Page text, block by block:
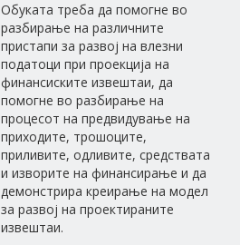
Обуката треба да помогне во
разбирање на различните
пристапи за развој на влезни
податоци при проекција на
финансиските извештаи, да
помогне во разбирање на
процесот на предвидување на
приходите, трошоците,
приливите, одливите, средствата
и изворите на финансирање и да
демонстрира креирање на модел
за развој на проектираните
извештаи.